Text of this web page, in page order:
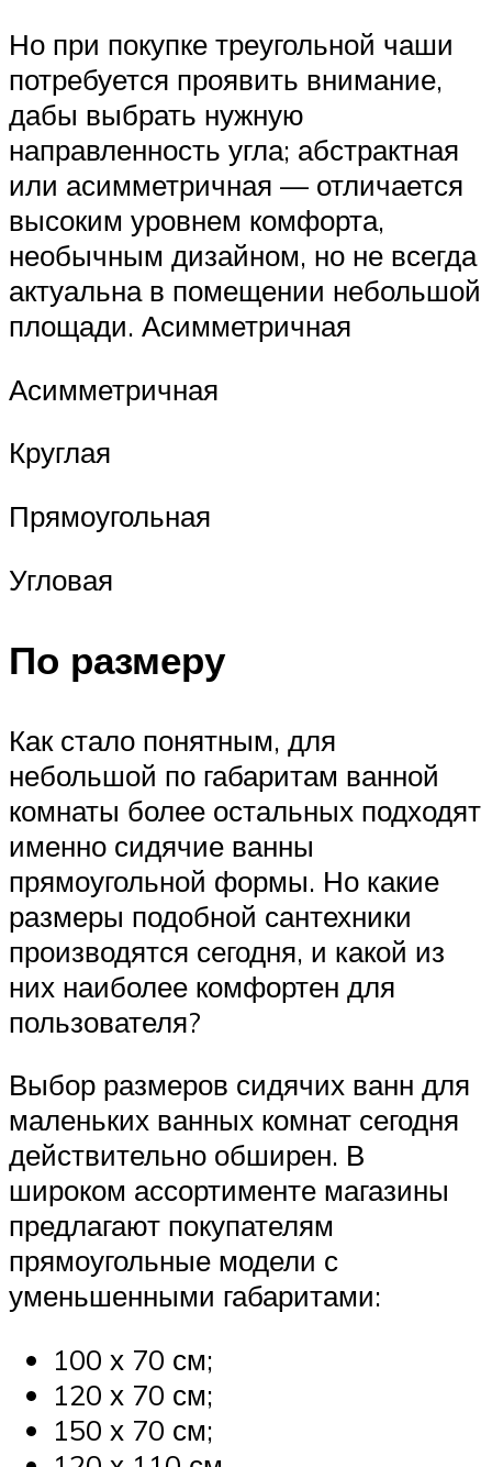
Но при покупке треугольной чаши
потребуется проявить внимание,
дабы выбрать нужную
направленность угла; абстрактная
или асимметричная — отличается
высоким уровнем комфорта,
необычным дизайном, но не всегда
актуальна в помещении небольшой
площади. Асимметричная
Асимметричная
Круглая
Прямоугольная
Угловая
По размеру
Как стало понятным, для
небольшой по габаритам ванной
комнаты более остальных подходят
именно сидячие ванны
прямоугольной формы. Но какие
размеры подобной сантехники
производятся сегодня, и какой из
них наиболее комфортен для
пользователя?
Выбор размеров сидячих ванн для
маленьких ванных комнат сегодня
действительно обширен. В
широком ассортименте магазины
предлагают покупателям
прямоугольные модели с
уменьшенными габаритами:
100 х 70 см;
120 х 70 см;
150 х 70 см;